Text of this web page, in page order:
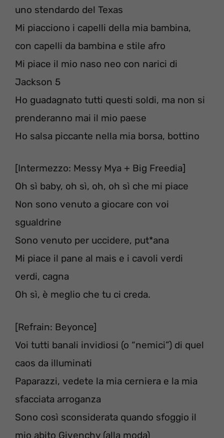
uno stendardo del Texas
Mi piacciono i capelli della mia bambina,
con capelli da bambina e stile afro
Mi piace il mio naso neo con narici di
Jackson 5
Ho guadagnato tutti questi soldi, ma non si
prenderanno mai il mio paese
Ho salsa piccante nella mia borsa, bottino
[Intermezzo: Messy Mya + Big Freedia]
Oh sì baby, oh sì, oh, oh sì che mi piace
Non sono venuto a giocare con voi
sgualdrine
Sono venuto per uccidere, put*ana
Mi piace il pane al mais e i cavoli verdi
verdi, cagna
Oh sì, è meglio che tu ci creda.
[Refrain: Beyonce]
Voi tutti banali invidiosi (o “nemici”) di quel
caos da illuminati
Paparazzi, vedete la mia cerniera e la mia
sfacciata arroganza
Sono così sconsiderata quando sfoggio il
mio abito Givenchy (alla moda)